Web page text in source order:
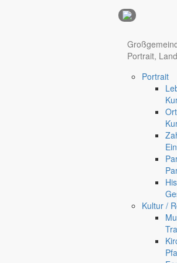
Hotel Nürnberg
Regional werben auf markersdorf.de!
Portrait,
Portrait
Kultur /
Deutsch-
Jauernick-